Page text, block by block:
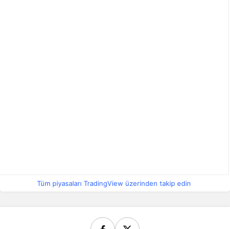
Tüm piyasaları TradingView üzerinden takip edin